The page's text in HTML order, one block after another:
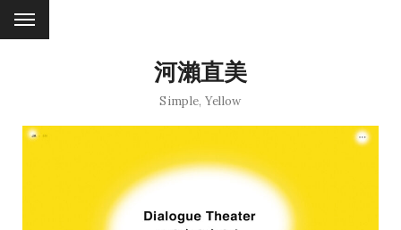
河瀨直美
Simple, Yellow